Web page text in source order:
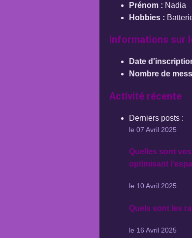
Prénom : Nadia
Hobbies :
Informations sur
Date
Nombre de
Activité récente
Derniers posts :
le 07 Avril 2025
Quelles sont
optimisant
le 10 Avril 2025
Quels sont les
le 16 Avril 2025